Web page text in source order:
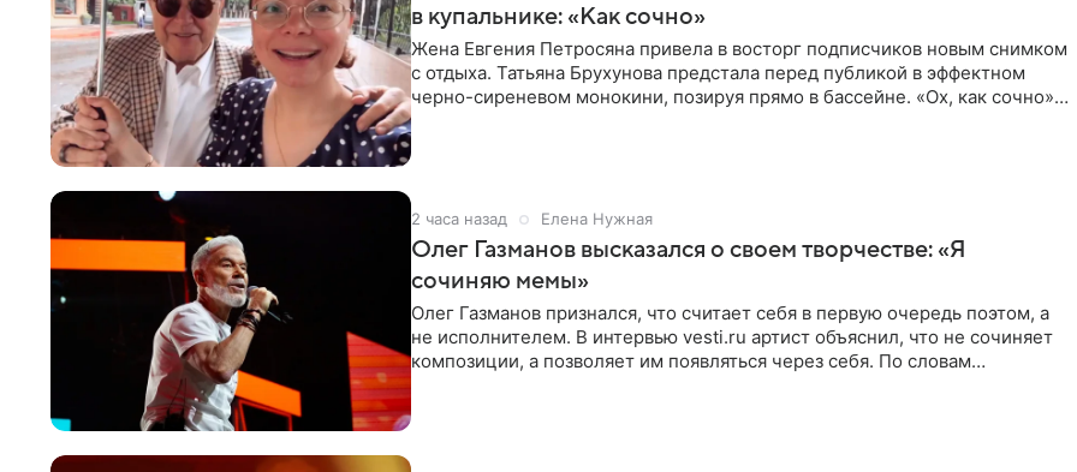
в купальнике: «Как сочно»
Жена Евгения Петросяна привела в восторг подписчиков новым снимком
с отдыха. Татьяна Брухунова предстала перед публикой в эффектном
черно-сиреневом монокини, позируя прямо в бассейне. «Ох, как сочно»,
2 часа назад Елена Нужная
Олег Газманов высказался о своем творчестве: «Я
сочиняю мемы»
Олег Газманов признался, что считает себя в первую очередь поэтом, а
не исполнителем. В интервью vesti.ru артист объяснил, что не сочиняет
композиции, а позволяет им появляться через себя. По словам